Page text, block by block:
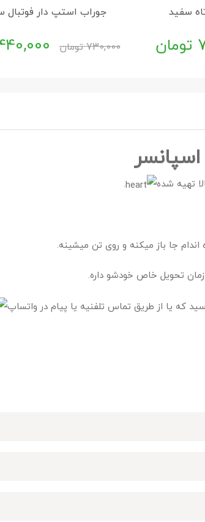
سفید
تومان
جوراب استپ دار فوتبال
730,000تومان
تهیه شده
.
جا باز میکنه و روی تن میشینه.
تحویل خاص خودشو داره.
که یا از طریق تماس تلفنیه یا پیام در واتساپ